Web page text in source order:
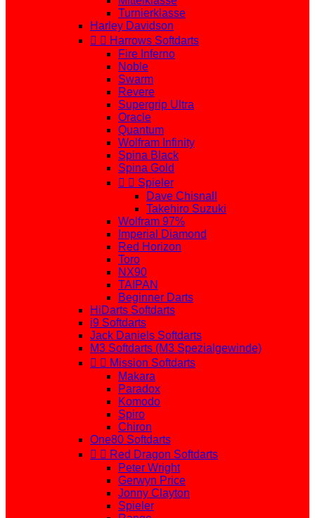
Turnierklasse
Harley Davidson
  Harrows Softdarts
Fire Inferno
Noble
Swarm
Revere
Supergrip Ultra
Oracle
Quantum
Wolfram Infinity
Spina Black
Spina Gold
  Spieler
Dave Chisnall
Takehiro Suzuki
Wolfram 97%
Imperial Diamond
Red Horizon
Toro
NX90
TAIPAN
Beginner Darts
HiDarts Softdarts
i9 Softdarts
Jack Daniels Softdarts
M3 Softdarts (M3 Spezialgewinde)
  Mission Softdarts
Makara
Paradox
Komodo
Spiro
Chiron
One80 Softdarts
  Red Dragon Softdarts
Peter Wright
Gerwyn Price
Jonny Clayton
Spieler